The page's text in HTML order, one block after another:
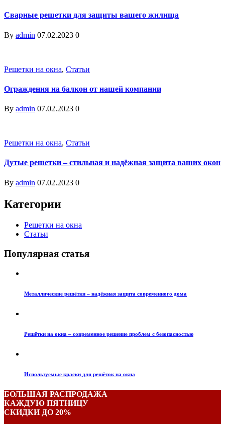
Сварные решетки для защиты вашего жилища
By admin 07.02.2023 0
Решетки на окна, Статьи
Ограждения на балкон от нашей компании
By admin 07.02.2023 0
Решетки на окна, Статьи
Дутые решетки – стильная и надёжная защита ваших окон
By admin 07.02.2023 0
Категории
Решетки на окна
Статьи
Популярная статья
Металлические решётки – надёжная защита современного дома
Решётки на окна – современное решение проблем с безопасностью
Используемые краски для решёток на окна
БОЛЬШАЯ РАСПРОДАЖА
КАЖДУЮ ПЯТНИЦУ
СКИДКИ ДО 20%